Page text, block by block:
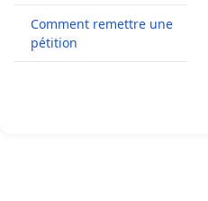
Comment remettre une
pétition